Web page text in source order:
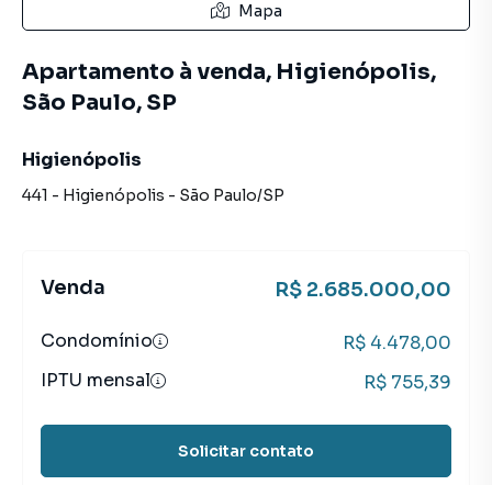
Mapa
Apartamento à venda, Higienópolis,
São Paulo, SP
Higienópolis
441 - Higienópolis - São Paulo/SP
Venda R$ 2.685.000,00
Condomínio
R$ 4.478,00
IPTU mensal
R$ 755,39
Solicitar contato